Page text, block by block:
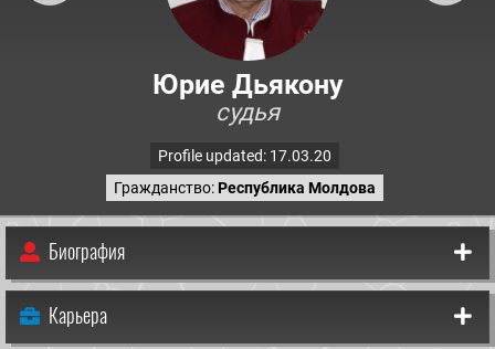
Юрие Дьякону
судья
Profile updated: 17.03.20
Гражданство:Республика Молдова
Биография
Карьера